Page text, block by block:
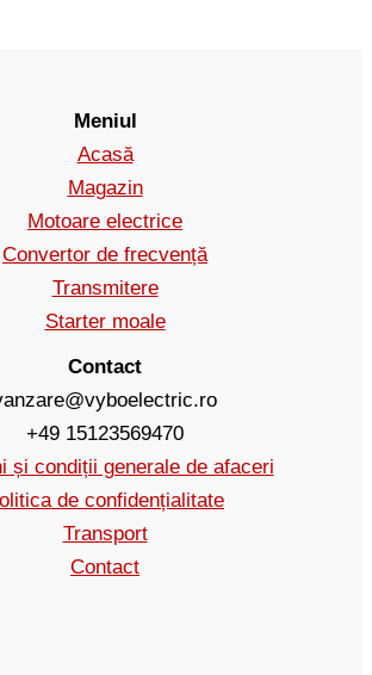
Meniul
Acasă
Magazin
Motoare electrice
Convertor de frecvență
Transmitere
Starter moale
Contact
+49 15123569470
și condiții generale de afaceri
de confidențialitate
Transport
Contact